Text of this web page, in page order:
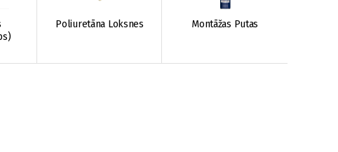
Poliuretāna Loksnes Montāžas Putas